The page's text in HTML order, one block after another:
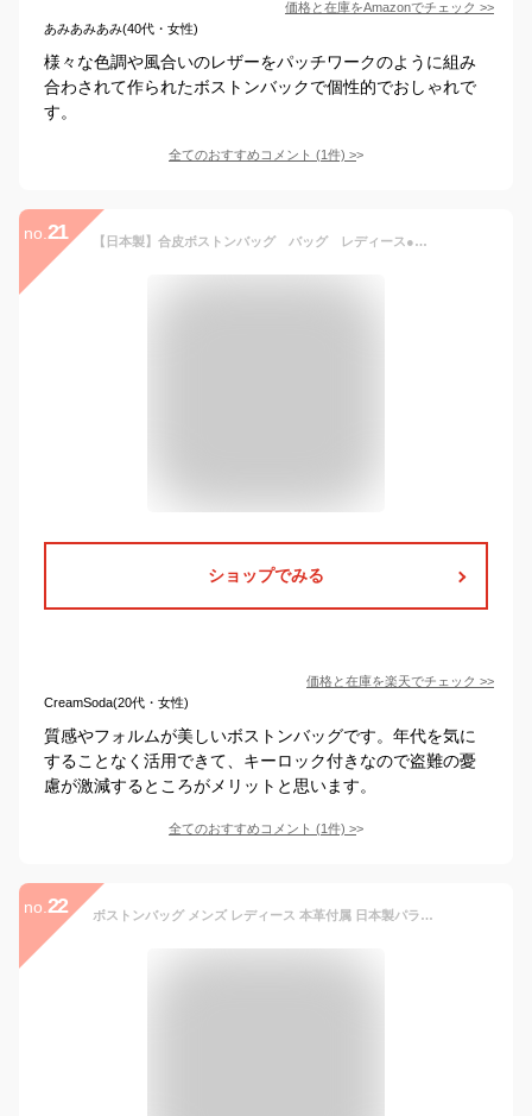
価格と在庫をAmazonでチェック >>
あみあみあみ(40代・女性)
様々な色調や風合いのレザーをパッチワークのように組み
合わされて作られたボストンバックで個性的でおしゃれで
す。
全てのおすすめコメント (1件) >
no. 21 【日本製】合皮ボストンバッグ バッグ レディース●送料無料
ショップでみる
価格と在庫を楽天でチェック >>
CreamSoda(20代・女性)
質感やフォルムが美しいボストンバッグです。年代を気に
することなく活用できて、キーロック付きなので盗難の憂
慮が激減するところがメリットと思います。
全てのおすすめコメント (1件) >
no. 22 ボストンバッグ メンズ レディース 本革付属 日本製パラフィン加工8号帆布＆本革 ダレスタイプ バイカラー ボストンバッグ